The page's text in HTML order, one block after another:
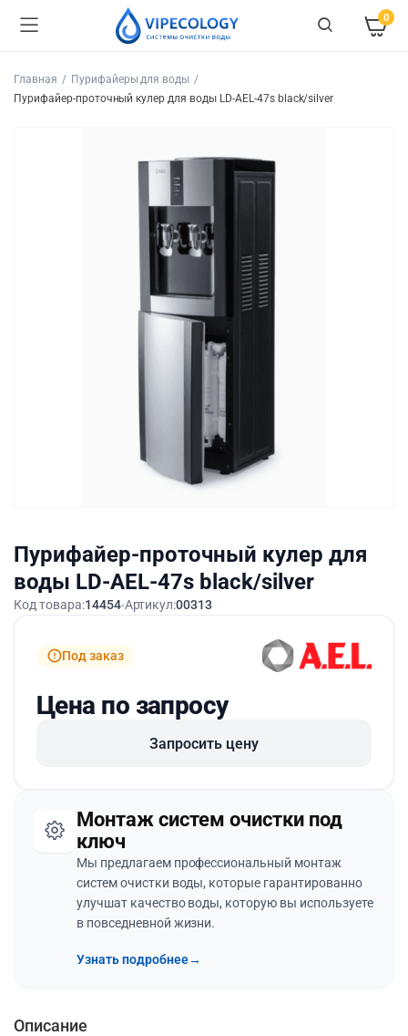
0
Главная
Пурифайеры для воды
Пурифайер-проточный кулер для воды LD-AEL-47s black/silver
Пурифайер-проточный кулер для
воды LD-AEL-47s black/silver
Код товара:14454 Артикул:00313
Под заказ
Цена по запросу
Запросить цену
Монтаж систем очистки под
ключ
Мы предлагаем профессиональный монтаж
систем очистки воды, которые гарантированно
улучшат качество воды, которую вы используете
в повседневной жизни.
Узнать подробнее→
Описание